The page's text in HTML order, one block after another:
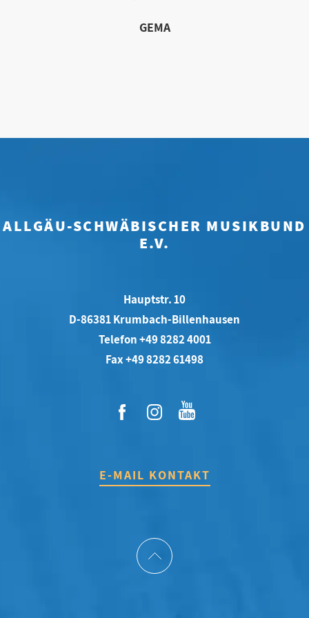
GEMA
ALLGÄU-SCHWÄBISCHER MUSIKBUND
E.V.
Hauptstr. 10
D-86381 Krumbach-Billenhausen
Telefon +49 8282 4001
Fax +49 8282 61498
E-MAIL KONTAKT